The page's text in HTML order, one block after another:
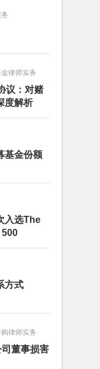
律师实务
议：对赌
度解析
基金份额
入选The
方式
律师实务
董事损害